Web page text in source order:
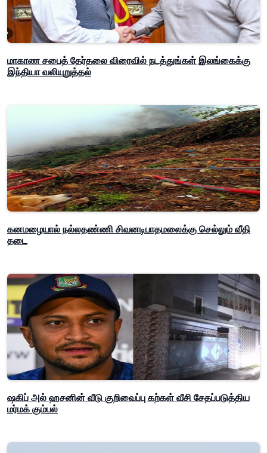
மாகாண சபைத் தேர்தலை விரைவில் நடத்துங்கள் இலங்கைக்கு
இந்தியா வலியுறுத்தல்
கனமழையால் நல்லதண்ணி சிவனடிபாதமலைக்கு செல்லும் வீதி
தடை
ஷகிப் அல் ஹசனின் வீடு குறிவைப்பு கற்கள் வீசி சேதப்படுத்திய
மர்மக் கும்பல்